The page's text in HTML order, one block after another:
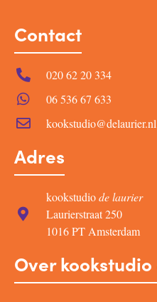
Contact
020 62 20 334
06 536 67 633
kookstudio@delaurier.nl
Adres
kookstudiode laurier
Laurierstraat 250
1016 PT Amsterdam
Over kookstudio